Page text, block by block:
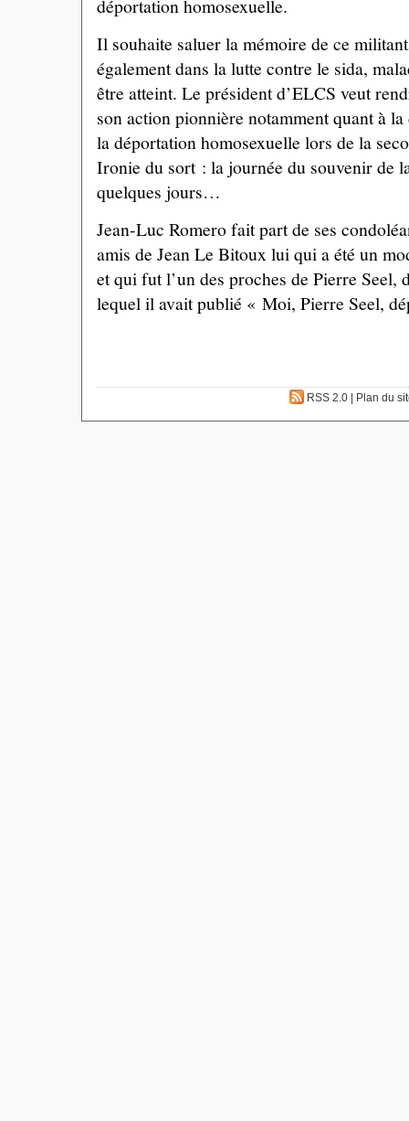
déportation homosexuelle.
Il souhaite saluer la mémoire de ce
également dans la lutte contre le sida,
être atteint. Le président d’ELCS veut
son action pionnière notamment quant à
la déportation homosexuelle lors de la
Ironie du sort : la journée du souvenir de
quelques jours…
Jean-Luc Romero fait part de ses
amis de Jean Le Bitoux lui qui a été un
et qui fut l’un des proches de Pierre Seel,
lequel il avait publié « Moi, Pierre Seel,
RSS 2.0 Plan du